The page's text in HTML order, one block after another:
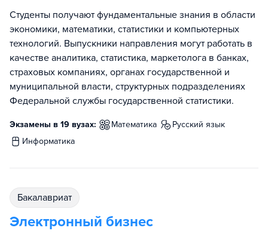
Студенты получают фундаментальные знания в области
экономики, математики, статистики и компьютерных
технологий. Выпускники направления могут работать в
качестве аналитика, статистика, маркетолога в банках,
страховых компаниях, органах государственной и
муниципальной власти, структурных подразделениях
Федеральной службы государственной статистики.
Экзамены в 19 вузах: математика
русский язык
информатика
бакалавриат
Электронный бизнес